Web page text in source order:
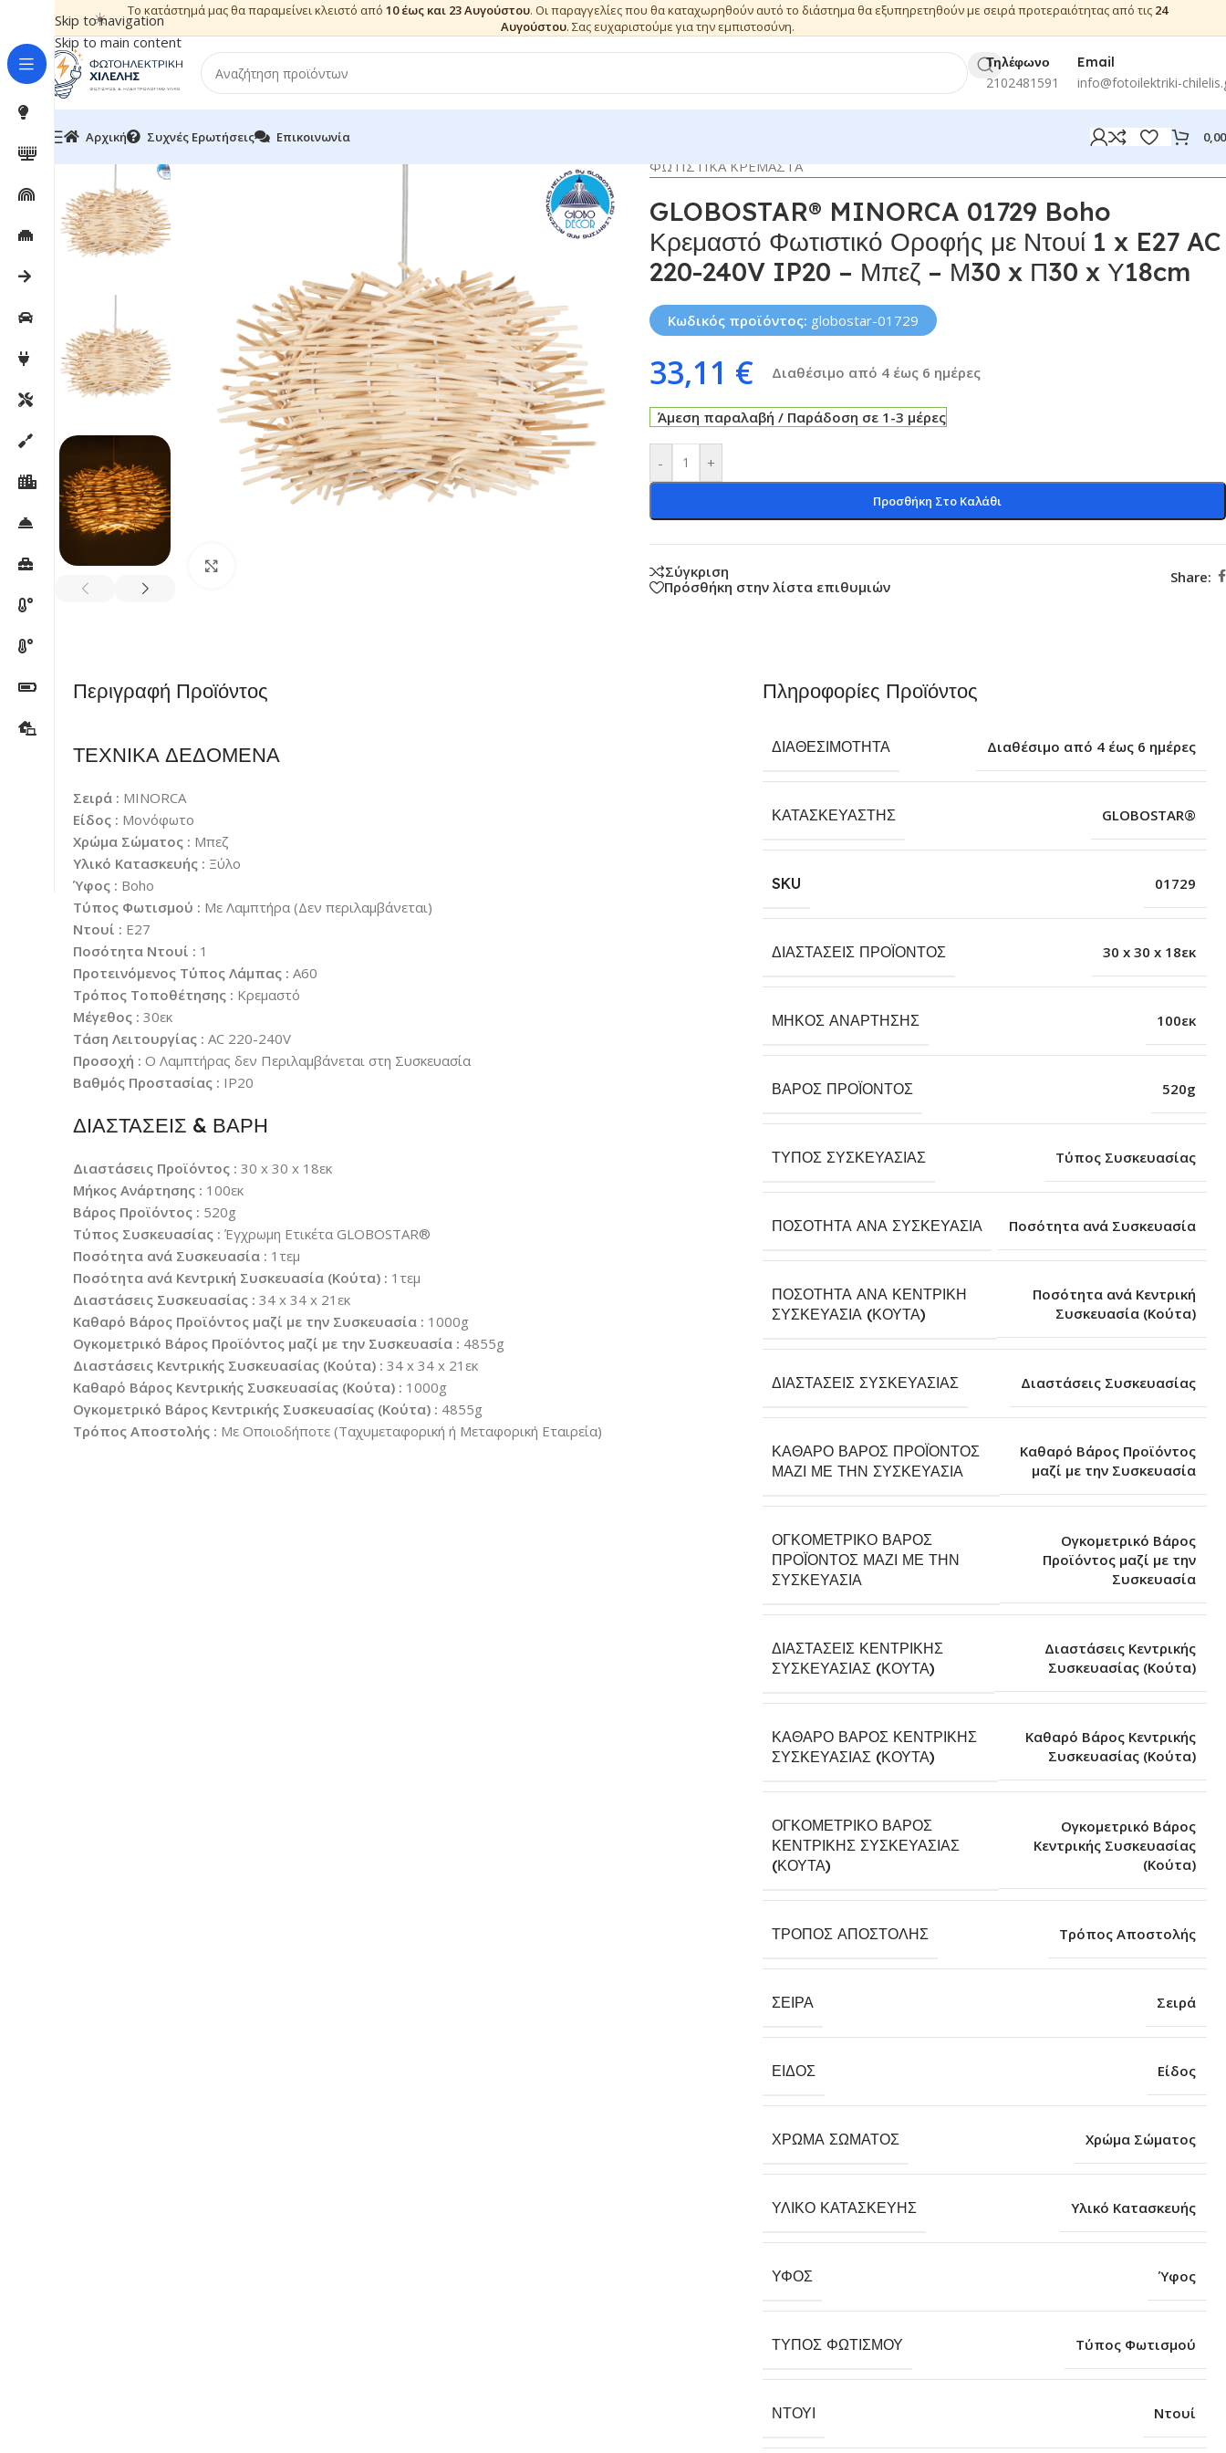
Skip to navigation
Skip to main content
☀️ Το κατάστημά μας θα παραμείνει κλειστό από 10 έως και 23 Αυγούστου. Οι παραγγελίες που θα καταχωρηθούν αυτό το διάστημα θα εξυπηρετηθούν με σειρά προτεραιότητας από τις 24
Αυγούστου. Σας ευχαριστούμε για την εμπιστοσύνη.
Τηλέφωνο
2102481591
Email
info@fotoilektriki-
Αρχική Συχνές Ερωτήσεις Επικοινωνία
ΦΩΤΙΣΤΙΚΑ ΚΡΕΜΑΣΤΑ
GLOBOSTAR® MINORCA 01729 Boho
Κρεμαστό Φωτιστικό Οροφής με Ντουί 1 x E27 AC
220-240V IP20 – Μπεζ – Μ30 x Π30 x Υ18cm
Κωδικός προϊόντος: globostar-01729
33,11 € Διαθέσιμο από 4 έως 6 ημέρες
Άμεση παραλαβή / Παράδοση σε 1-3 μέρες
- +
Προσθήκη Στο Καλάθι
Σύγκριση
Πρόσθήκη στην λίστα επιθυμιών
Share:
Περιγραφή Προϊόντος
ΤΕΧΝΙΚΑ ΔΕΔΟΜΕΝΑ
Σειρά : MINORCA
Είδος : Μονόφωτο
Χρώμα Σώματος : Μπεζ
Υλικό Κατασκευής : Ξύλο
Ύφος : Boho
Τύπος Φωτισμού : Με Λαμπτήρα (Δεν περιλαμβάνεται)
Ντουί : E27
Ποσότητα Ντουί : 1
Προτεινόμενος Τύπος Λάμπας : A60
Τρόπος Τοποθέτησης : Κρεμαστό
Μέγεθος : 30εκ
Τάση Λειτουργίας : AC 220-240V
Προσοχή : Ο Λαμπτήρας δεν Περιλαμβάνεται στη Συσκευασία
Βαθμός Προστασίας : IP20
ΔΙΑΣΤΑΣΕΙΣ & ΒΑΡΗ
Διαστάσεις Προϊόντος : 30 x 30 x 18εκ
Μήκος Ανάρτησης : 100εκ
Βάρος Προϊόντος : 520g
Τύπος Συσκευασίας : Έγχρωμη Ετικέτα GLOBOSTAR®
Ποσότητα ανά Συσκευασία : 1τεμ
Ποσότητα ανά Κεντρική Συσκευασία (Κούτα) : 1τεμ
Διαστάσεις Συσκευασίας : 34 x 34 x 21εκ
Καθαρό Βάρος Προϊόντος μαζί με την Συσκευασία : 1000g
Ογκομετρικό Βάρος Προϊόντος μαζί με την Συσκευασία : 4855g
Διαστάσεις Κεντρικής Συσκευασίας (Κούτα) : 34 x 34 x 21εκ
Καθαρό Βάρος Κεντρικής Συσκευασίας (Κούτα) : 1000g
Ογκομετρικό Βάρος Κεντρικής Συσκευασίας (Κούτα) : 4855g
Τρόπος Αποστολής : Με Οποιοδήποτε (Ταχυμεταφορική ή Μεταφορική Εταιρεία)
Πληροφορίες Προϊόντος
ΔΙΑΘΕΣΙΜΌΤΗΤΑ Διαθέσιμο από 4 έως 6 ημέρες
ΚΑΤΑΣΚΕΥΑΣΤΉΣ GLOBOSTAR®
SKU 01729
ΔΙΑΣΤΆΣΕΙΣ ΠΡΟΪΌΝΤΟΣ 30 x 30 x 18εκ
ΜΉΚΟΣ ΑΝΆΡΤΗΣΗΣ 100εκ
ΒΆΡΟΣ ΠΡΟΪΌΝΤΟΣ 520g
ΤΎΠΟΣ ΣΥΣΚΕΥΑΣΊΑΣ Τύπος Συσκευασίας
ΠΟΣΌΤΗΤΑ ΑΝΆ ΣΥΣΚΕΥΑΣΊΑ Ποσότητα ανά Συσκευασία
ΠΟΣΌΤΗΤΑ ΑΝΆ ΚΕΝΤΡΙΚΉ
ΣΥΣΚΕΥΑΣΊΑ (ΚΟΎΤΑ)
Ποσότητα ανά Κεντρική
Συσκευασία (Κούτα)
ΔΙΑΣΤΆΣΕΙΣ ΣΥΣΚΕΥΑΣΊΑΣ Διαστάσεις Συσκευασίας
ΚΑΘΑΡΌ ΒΆΡΟΣ ΠΡΟΪΌΝΤΟΣ
ΜΑΖΊ ΜΕ ΤΗΝ ΣΥΣΚΕΥΑΣΊΑ
Καθαρό Βάρος Προϊόντος
μαζί με την Συσκευασία
ΟΓΚΟΜΕΤΡΙΚΌ ΒΆΡΟΣ
ΠΡΟΪΌΝΤΟΣ ΜΑΖΊ ΜΕ ΤΗΝ
ΣΥΣΚΕΥΑΣΊΑ
Ογκομετρικό Βάρος
Προϊόντος μαζί με την
Συσκευασία
ΔΙΑΣΤΆΣΕΙΣ ΚΕΝΤΡΙΚΉΣ
ΣΥΣΚΕΥΑΣΊΑΣ (ΚΟΎΤΑ)
Διαστάσεις Κεντρικής
Συσκευασίας (Κούτα)
ΚΑΘΑΡΌ ΒΆΡΟΣ ΚΕΝΤΡΙΚΉΣ
ΣΥΣΚΕΥΑΣΊΑΣ (ΚΟΎΤΑ)
Καθαρό Βάρος Κεντρικής
Συσκευασίας (Κούτα)
ΟΓΚΟΜΕΤΡΙΚΌ ΒΆΡΟΣ
ΚΕΝΤΡΙΚΉΣ ΣΥΣΚΕΥΑΣΊΑΣ
(ΚΟΎΤΑ)
Ογκομετρικό Βάρος
Κεντρικής Συσκευασίας
(Κούτα)
ΤΡΌΠΟΣ ΑΠΟΣΤΟΛΉΣ Τρόπος Αποστολής
ΣΕΙΡΆ Σειρά
ΕΊΔΟΣ Είδος
ΧΡΏΜΑ ΣΏΜΑΤΟΣ Χρώμα Σώματος
ΥΛΙΚΌ ΚΑΤΑΣΚΕΥΉΣ Υλικό Κατασκευής
ΎΦΟΣ Ύφος
ΤΎΠΟΣ ΦΩΤΙΣΜΟΎ Τύπος Φωτισμού
ΝΤΟΥΊ Ντουί